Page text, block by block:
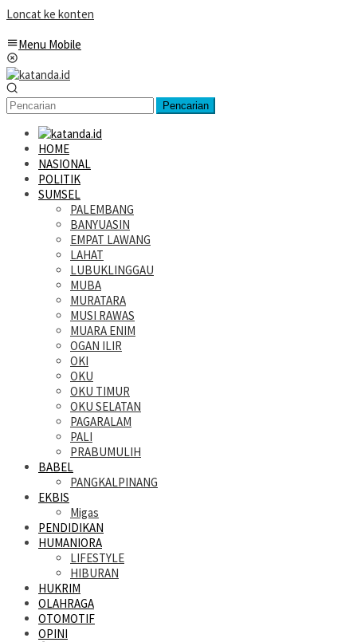
Loncat ke konten
Menu Mobile
Pencarian
HOME
NASIONAL
POLITIK
SUMSEL
PALEMBANG
BANYUASIN
EMPAT LAWANG
LAHAT
LUBUKLINGGAU
MUBA
MURATARA
MUSI RAWAS
MUARA ENIM
OGAN ILIR
OKI
OKU
OKU TIMUR
OKU SELATAN
PAGARALAM
PALI
PRABUMULIH
BABEL
PANGKALPINANG
EKBIS
Migas
PENDIDIKAN
HUMANIORA
LIFESTYLE
HIBURAN
HUKRIM
OLAHRAGA
OTOMOTIF
OPINI